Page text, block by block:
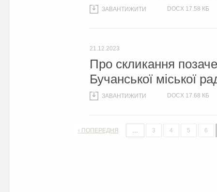
ЗАВАНТИЖИТИ DOCX 17.58 КБ
21.12.2023
Про скликання
Бучанської міської
ЗАВАНТИЖИТИ DOCX 17.68 КБ
‹ ПОПЕРЕДНЯ … 3 4 5 6